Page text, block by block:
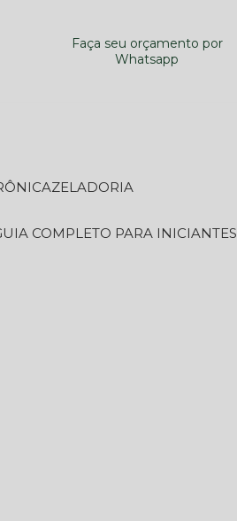
Faça seu orçamento por
Whatsapp
ZELADORIA
COMPLETO PARA INICIANTES